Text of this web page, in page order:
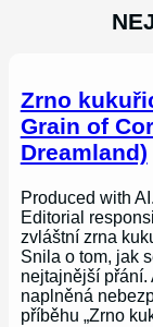
Zrno
Grain of
Dreamland)
Produced with
Editorial
zvláštní zrna
Snila o tom, jak
nejtajnější přání.
naplněná
příběhu „Zrno